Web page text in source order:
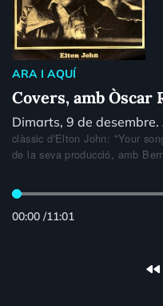
ARA I AQUÍ
Covers, amb Òscar
Dimarts, 9 de desembre.
clàssic d'Elton John: "Your
de la seva producció, amb
00:00 /11:01
fast_rewind